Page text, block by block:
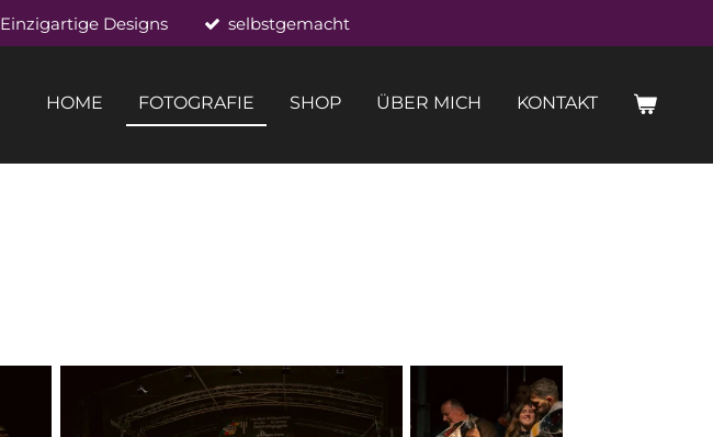
Einzigartige Designs selbstgemacht
HOME FOTOGRAFIE SHOP ÜBER MICH KONTAKT